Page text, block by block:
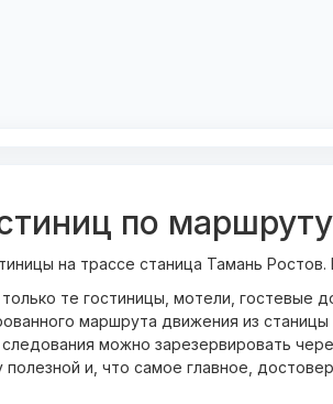
по
на трассе станица Тамань
те гостиницы, мотели,
маршрута движения из
можно зарезервировать
и, что самое главное,